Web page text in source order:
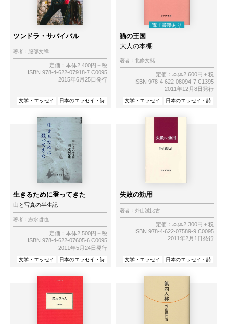
ツンドラ・サバイバル
著者： 服部文祥
定価：本体2,400円＋税
ISBN 978-4-622-07918-7 C0095
2015年6月25日発行
文学・エッセイ 日本のエッセイ・詩
猫の王国
大人の本棚
著者： 北條文緒
定価：本体2,600円＋税
ISBN 978-4-622-08094-7 C1395
2011年12月8日発行
文学・エッセイ 日本のエッセイ・詩
生きるために登ってきた
山と写真の半生記
著者： 志水哲也
定価：本体2,500円＋税
ISBN 978-4-622-07605-6 C0095
2011年5月24日発行
文学・エッセイ 日本のエッセイ・詩
失敗の効用
著者： 外山滋比古
定価：本体2,300円＋税
ISBN 978-4-622-07589-9 C0095
2011年2月1日発行
文学・エッセイ 日本のエッセイ・詩